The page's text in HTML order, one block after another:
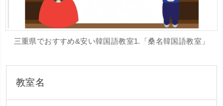
三重県でおすすめ&安い韓国語教室1.「桑名韓国語教室」
教室名